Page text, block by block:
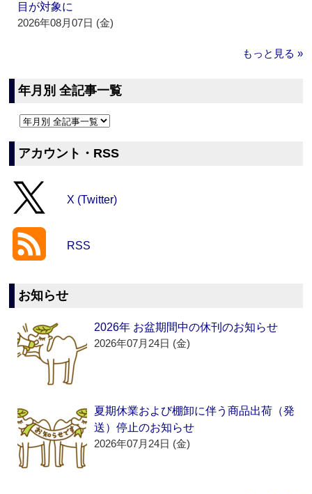
目が対象に
2026年08月07日 (金)
もっと見る »
年月別 全記事一覧
アカウント・RSS
X (Twitter)
RSS
お知らせ
2026年 お盆期間中の休刊のお知らせ
2026年07月24日 (金)
夏期休業および棚卸に伴う商品出荷（発
送）停止のお知らせ
2026年07月24日 (金)